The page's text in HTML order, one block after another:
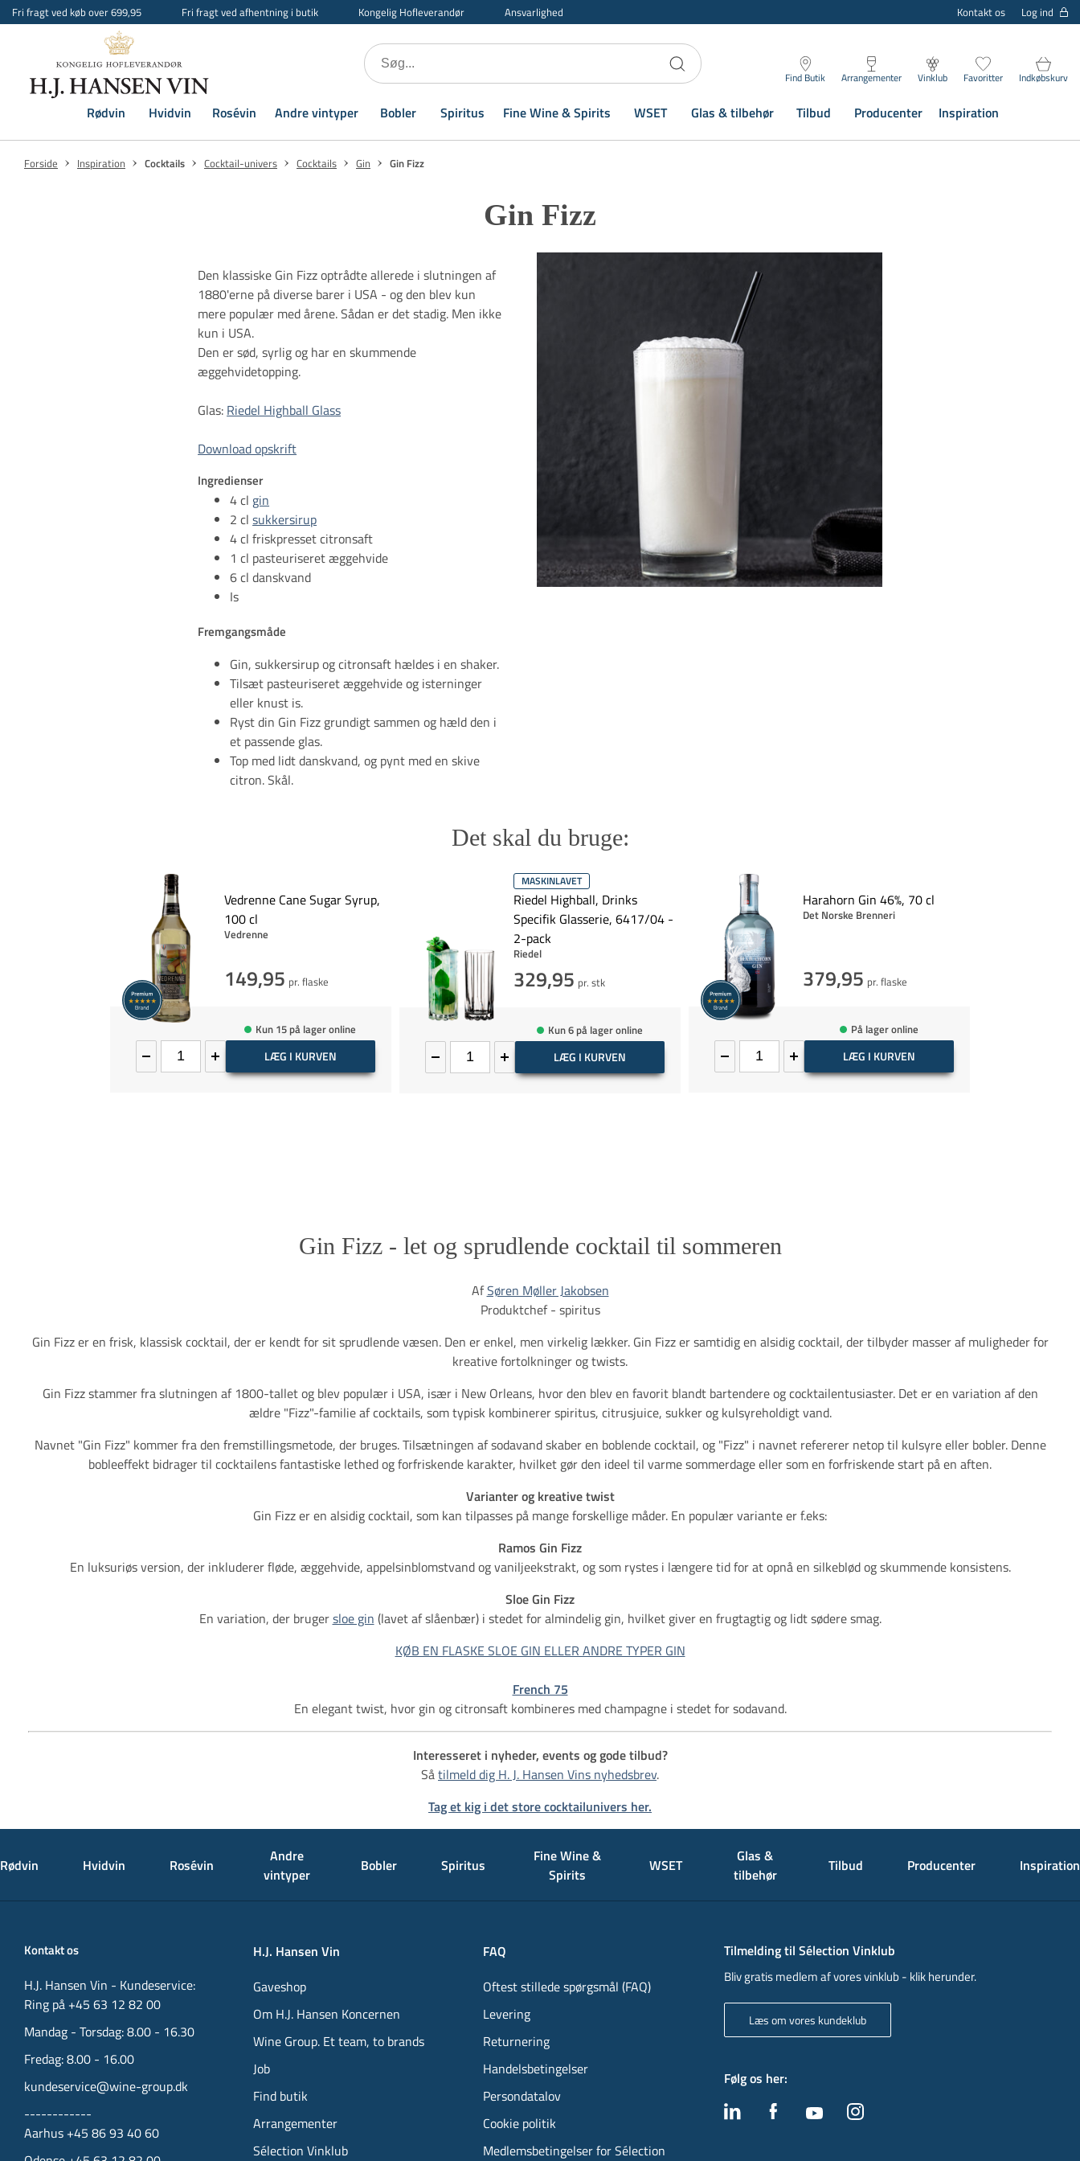
Fri fragt ved køb over 699,95 Fri fragt ved afhentning i butik Kongelig Hofleverandør Ansvarlighed Kontakt os Log ind
Find Butik Arrangementer Vinklub Favoritter Indkøbskurv
Rødvin Hvidvin Rosévin Andre vintyper Bobler Spiritus Fine Wine & Spirits WSET Glas & tilbehør Tilbud Producenter Inspiration
Forside Inspiration Cocktails Cocktail-univers Cocktails Gin Gin Fizz
Gin Fizz
Den klassiske Gin Fizz optrådte allerede i slutningen af
1880'erne på diverse barer i USA - og den blev kun
mere populær med årene. Sådan er det stadig. Men ikke
kun i USA.
Den er sød, syrlig og har en skummende
æggehvidetopping.
Glas: Riedel Highball Glass
Download opskrift
Ingredienser
4 cl gin
2 clsukkersirup
4 cl friskpresset citronsaft
1 cl pasteuriseret æggehvide
6 cl danskvand
Is
Fremgangsmåde
Gin, sukkersirup og citronsaft hældes i en shaker.
Tilsæt pasteuriseret æggehvide og isterninger
eller knust is.
Ryst din Gin Fizz grundigt sammen og hæld den i
et passende glas.
Top med lidt danskvand, og pynt med en skive
Det skal du bruge:
Vedrenne Cane Sugar Syrup,
100 cl
Vedrenne
149,95 pr. flaske
Kun 15 på lager online
LÆG I KURVEN
MASKINLAVET
Riedel Highball, Drinks
Specifik Glasserie, 6417/04 -
2-pack
Riedel
329,95 pr. stk
Kun 6 på lager online
LÆG I KURVEN
Harahorn Gin 46%, 70 cl
Det Norske Brenneri
379,95 pr. flaske
På lager online
LÆG I KURVEN
Gin Fizz - let og sprudlende cocktail til sommeren
AfSøren Møller Jakobsen
Produktchef - spiritus
Gin Fizz er en frisk, klassisk cocktail, der er kendt for sit sprudlende væsen. Den er enkel, men virkelig lækker. Gin Fizz er samtidig en alsidig cocktail, der tilbyder masser af muligheder for
kreative fortolkninger og twists.
Gin Fizz stammer fra slutningen af 1800-tallet og blev populær i USA, især i New Orleans, hvor den blev en favorit blandt bartendere og cocktailentusiaster. Det er en variation af den
ældre "Fizz"-familie af cocktails, som typisk kombinerer spiritus, citrusjuice, sukker og kulsyreholdigt vand.
Navnet "Gin Fizz" kommer fra den fremstillingsmetode, der bruges. Tilsætningen af sodavand skaber en boblende cocktail, og "Fizz" i navnet refererer netop til kulsyre eller bobler. Denne
bobleeffekt bidrager til cocktailens fantastiske lethed og forfriskende karakter, hvilket gør den ideel til varme sommerdage eller som en forfriskende start på en aften.
Varianter og kreative twist
Gin Fizz er en alsidig cocktail, som kan tilpasses på mange forskellige måder. En populær variante er f.eks:
Ramos Gin Fizz
En luksuriøs version, der inkluderer fløde, æggehvide, appelsinblomstvand og vaniljeekstrakt, og som rystes i længere tid for at opnå en silkeblød og skummende konsistens.
Sloe Gin Fizz
En variation, der brugersloe gin (lavet af slåenbær) i stedet for almindelig gin, hvilket giver en frugtagtig og lidt sødere smag.
KØB EN FLASKE SLOE GIN ELLER ANDRE TYPER GIN
French 75
En elegant twist, hvor gin og citronsaft kombineres med champagne i stedet for sodavand.
Interesseret i nyheder, events og gode tilbud?
Såtilmeld dig H. J. Hansen Vins nyhedsbrev.
Tag et kig i det store cocktailunivers her.
Rødvin Hvidvin Rosévin
Andre
vintyper
Bobler Spiritus
Fine Wine &
Spirits
WSET
Glas &
tilbehør
Tilbud Producenter Inspiration
Kontakt os
H.J. Hansen Vin - Kundeservice:
Ring på +45 63 12 82 00
Mandag - Torsdag: 8.00 - 16.30
Fredag: 8.00 - 16.00
kundeservice@wine-group.dk
------------
Aarhus +45 86 93 40 60
H.J. Hansen Vin
Gaveshop
Om H.J. Hansen Koncernen
Wine Group. Et team, to brands
Job
Find butik
Arrangementer
Sélection Vinklub
FAQ
Oftest stillede spørgsmål (FAQ)
Levering
Returnering
Handelsbetingelser
Persondatalov
Cookie politik
Medlemsbetingelser for Sélection
Tilmelding til Sélection Vinklub
Bliv gratis medlem af vores vinklub - klik herunder.
Læs om vores kundeklub
Følg os her: